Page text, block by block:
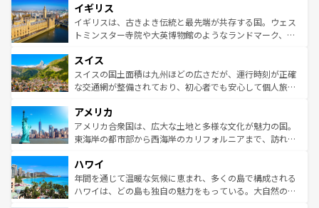
いる。シャンパンの発祥地であるランス、プロヴァンスの
香り高いラベンダー畑など、多彩な楽しみ方が可能だ。さ
らに、パリ以外の地域にも魅力が溢れており、どの街角に
れる地方に足を運ぶとそれぞれで全く異なる文化を体験で
きるだろう。 なお、新着のフランス情報はコンテンツ一覧
を参照してほしい。
顔を持つこの国は、どこを歩いても飽きることがない。ベ
ルリンの文化的活気、バイエルン州のアルプスの絶景、そ
してライン川沿いのワイン畑といった風景は必見。ビール
は、お酒好きな人にはぜひ体験してほしい。 なお、新着の
ドイツ情報はコンテンツ一覧を参照してほしい。
イギリス
イギリスは、古きよき伝統と最先端が共存する国。ウェス
トミンスター寺院や大英博物館のようなランドマーク、歴
リアごとに異なる魅力がある。また、優雅なアフタヌーン
ティー、ビール好きにはたまらない英国パブ、サッカー観
戦など、本場だからこそできる体験も豊富。イギリスを旅
ンツ一覧を参照してほしい。
スイス
スイスの国土面積は九州ほどの広さだが、運行時刻が正確
な交通網が整備されており、初心者でも安心して個人旅行
の建物がそのまま残る町や、スイスならではのユニークな
博物館もあり、アルプス観光だけでなく町歩きも満喫する
ことができる。国民の所得が高いため物価も高いが、旅行
ば市内交通費無料で観光を楽しむこともできる。 なお、新
着のスイス情報はコンテンツ一覧 を参照してほしい。
アメリカ
アメリカ合衆国は、広大な土地と多様な文化が魅力の国。
東海岸の都市部から西海岸のカリフォルニアまで、訪れる
のような巨大都市は、観光、ショッピング、エンターテイ
ンメントが詰まった刺激的なスポットだ。一方、アメリカ
西部には大自然が広がり、グランドキャニオンやイエロー
ハワイ
年間を通じて温暖な気候に恵まれ、多くの島で構成される
ハワイは、どの島も独自の魅力をもっている。大自然の神